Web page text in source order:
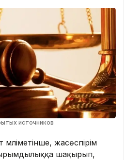
источников
мәліметінше, жасөспірім
шақырып,